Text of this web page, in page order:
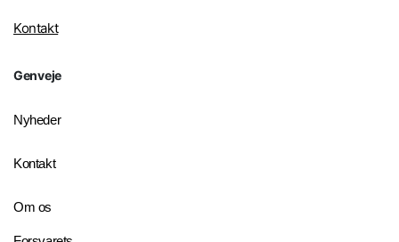
Kontakt
Genveje
Nyheder
Kontakt
Om os